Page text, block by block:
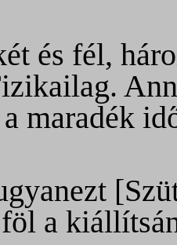
és fél,
maradék
a